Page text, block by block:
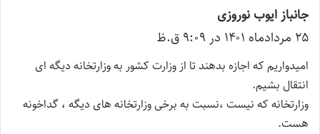
جانباز ایوب نوروزی
ف
ت
۲۵ مرداد‌ماه ۱۴۰۱ در ۹:۰۹ ق.ظ
امیدواریم که اجازه بدهند تا از وزارت کشور به وزارتخانه دیگه ای
انتقال بشیم.
وزارتخانه که نیست ،نسبت به برخی وزارتخانه های دیگه ، گداخونه
هست.